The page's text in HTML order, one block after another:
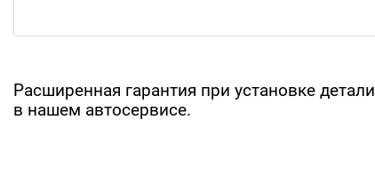
Расширенная гарантия при установке детали
в нашем автосервисе.